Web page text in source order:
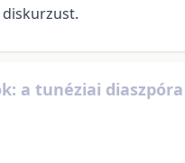
a tunéziai